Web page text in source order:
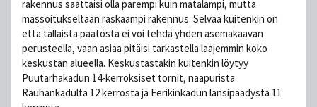
rakennus saattaisi olla parempi kuin matalampi, mutta
massoitukseltaan raskaampi rakennus. Selvää kuitenkin on
että tällaista päätöstä ei voi tehdä yhden asemakaavan
perusteella, vaan asiaa pitäisi tarkastella laajemmin koko
keskustan alueella. Keskustastakin kuitenkin löytyy
Puutarhakadun 14-kerroksiset tornit, naapurista
Rauhankadulta 12 kerrosta ja Eerikinkadun länsipäädystä 11